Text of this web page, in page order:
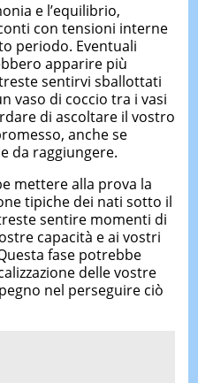
e l’equilibrio,
con tensioni interne
periodo. Eventuali
apparire più
sentirvi sballottati
vaso di coccio tra i vasi
di ascoltare il vostro
anche se
da raggiungere.
mettere alla prova la
tipiche dei nati sotto il
sentire momenti di
capacità e ai vostri
fase potrebbe
delle vostre
nel perseguire ciò